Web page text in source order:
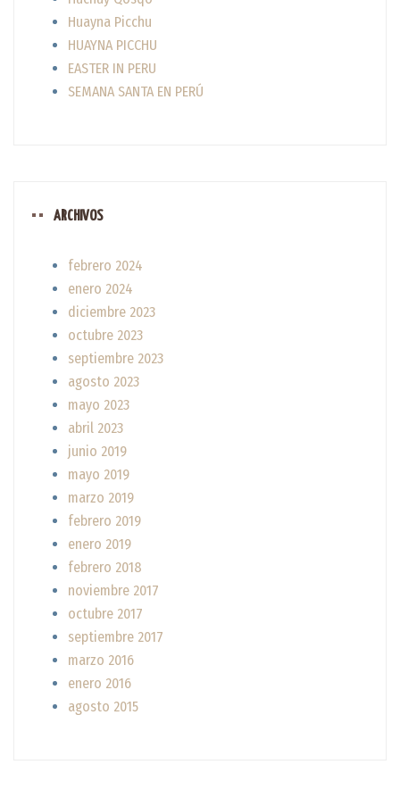
Huayna Picchu
HUAYNA PICCHU
EASTER IN PERU
SEMANA SANTA EN PERÚ
ARCHIVOS
febrero 2024
enero 2024
diciembre 2023
octubre 2023
septiembre 2023
agosto 2023
mayo 2023
abril 2023
junio 2019
mayo 2019
marzo 2019
febrero 2019
enero 2019
febrero 2018
noviembre 2017
octubre 2017
septiembre 2017
marzo 2016
enero 2016
agosto 2015